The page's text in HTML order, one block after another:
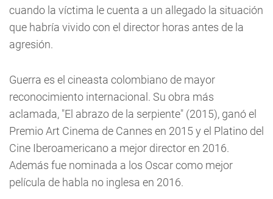
cuando la víctima le cuenta a un allegado la situación
que habría vivido con el director horas antes de la
agresión.
Guerra es el cineasta colombiano de mayor
reconocimiento internacional. Su obra más
aclamada, "El abrazo de la serpiente" (2015), ganó el
Premio Art Cinema de Cannes en 2015 y el Platino del
Cine Iberoamericano a mejor director en 2016.
Además fue nominada a los Oscar como mejor
película de habla no inglesa en 2016.